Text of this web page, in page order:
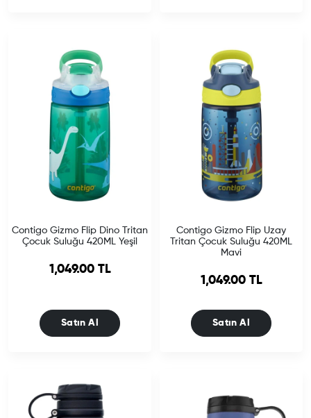
Contigo Gizmo Flip Dino Tritan
Çocuk Suluğu 420ML Yeşil
1,049.00 TL
Satın Al
Contigo Gizmo Flip Uzay
Tritan Çocuk Suluğu 420ML
Mavi
1,049.00 TL
Satın Al